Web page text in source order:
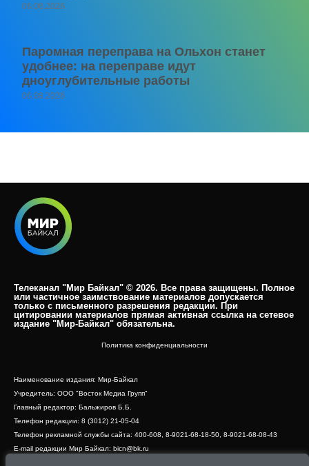
06.08.2026
Паромная переправа на Ольхон станет
удобнее: на переправе идут
дноуглубительные работы
06.08.2026
Телеканал "Мир Байкал" © 2026. Все права защищены. Полное
или частичное заимствование материалов допускается
только с письменного разрешения редакции. При
цитировании материалов прямая активная ссылка на сетевое
издание "Мир-Байкал" обязательна.​
Политика конфиденциальности
Наименование издания: Мир-Байкал
Учредитель: ООО "Восток Медиа Групп"
Главный редактор: Бальжиров Б.Б.
Телефон редакции: 8 (3012) 21-05-04
Телефон рекламной службы сайта: 400-608, 8-9021-68-18-50, 8-9021-68-08-43
E-mail редакции Мир Байкал: bicn@bk.ru